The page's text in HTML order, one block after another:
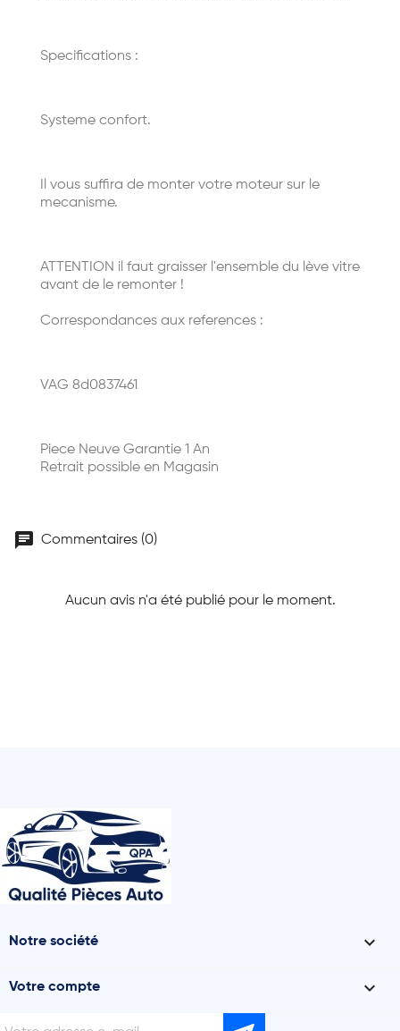
Specifications :
Systeme confort.
Il vous suffira de monter votre moteur sur le
mecanisme.
ATTENTION il faut graisser l'ensemble du lève vitre
avant de le remonter !
Correspondances aux references :
VAG 8d0837461
Piece Neuve Garantie 1 An
Retrait possible en Magasin
chat Commentaires (0)
Aucun avis n'a été publié pour le moment.
Notre société 
Votre compte 